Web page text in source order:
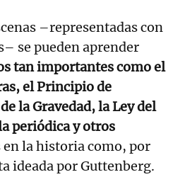
–representadas con
se pueden aprender
tan importantes como el
el Principio de
la Gravedad, la Ley del
periódica y otros
la historia como, por
ideada por Guttenberg.